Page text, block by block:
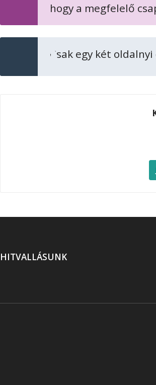
hogy a megfelelő
Csak egy két
HITVALLÁSUNK